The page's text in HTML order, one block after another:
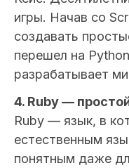
игры. Начав со
создавать
перешел на
разрабатывает
4. Ruby —
Ruby — язык, в
естественным
понятным даже